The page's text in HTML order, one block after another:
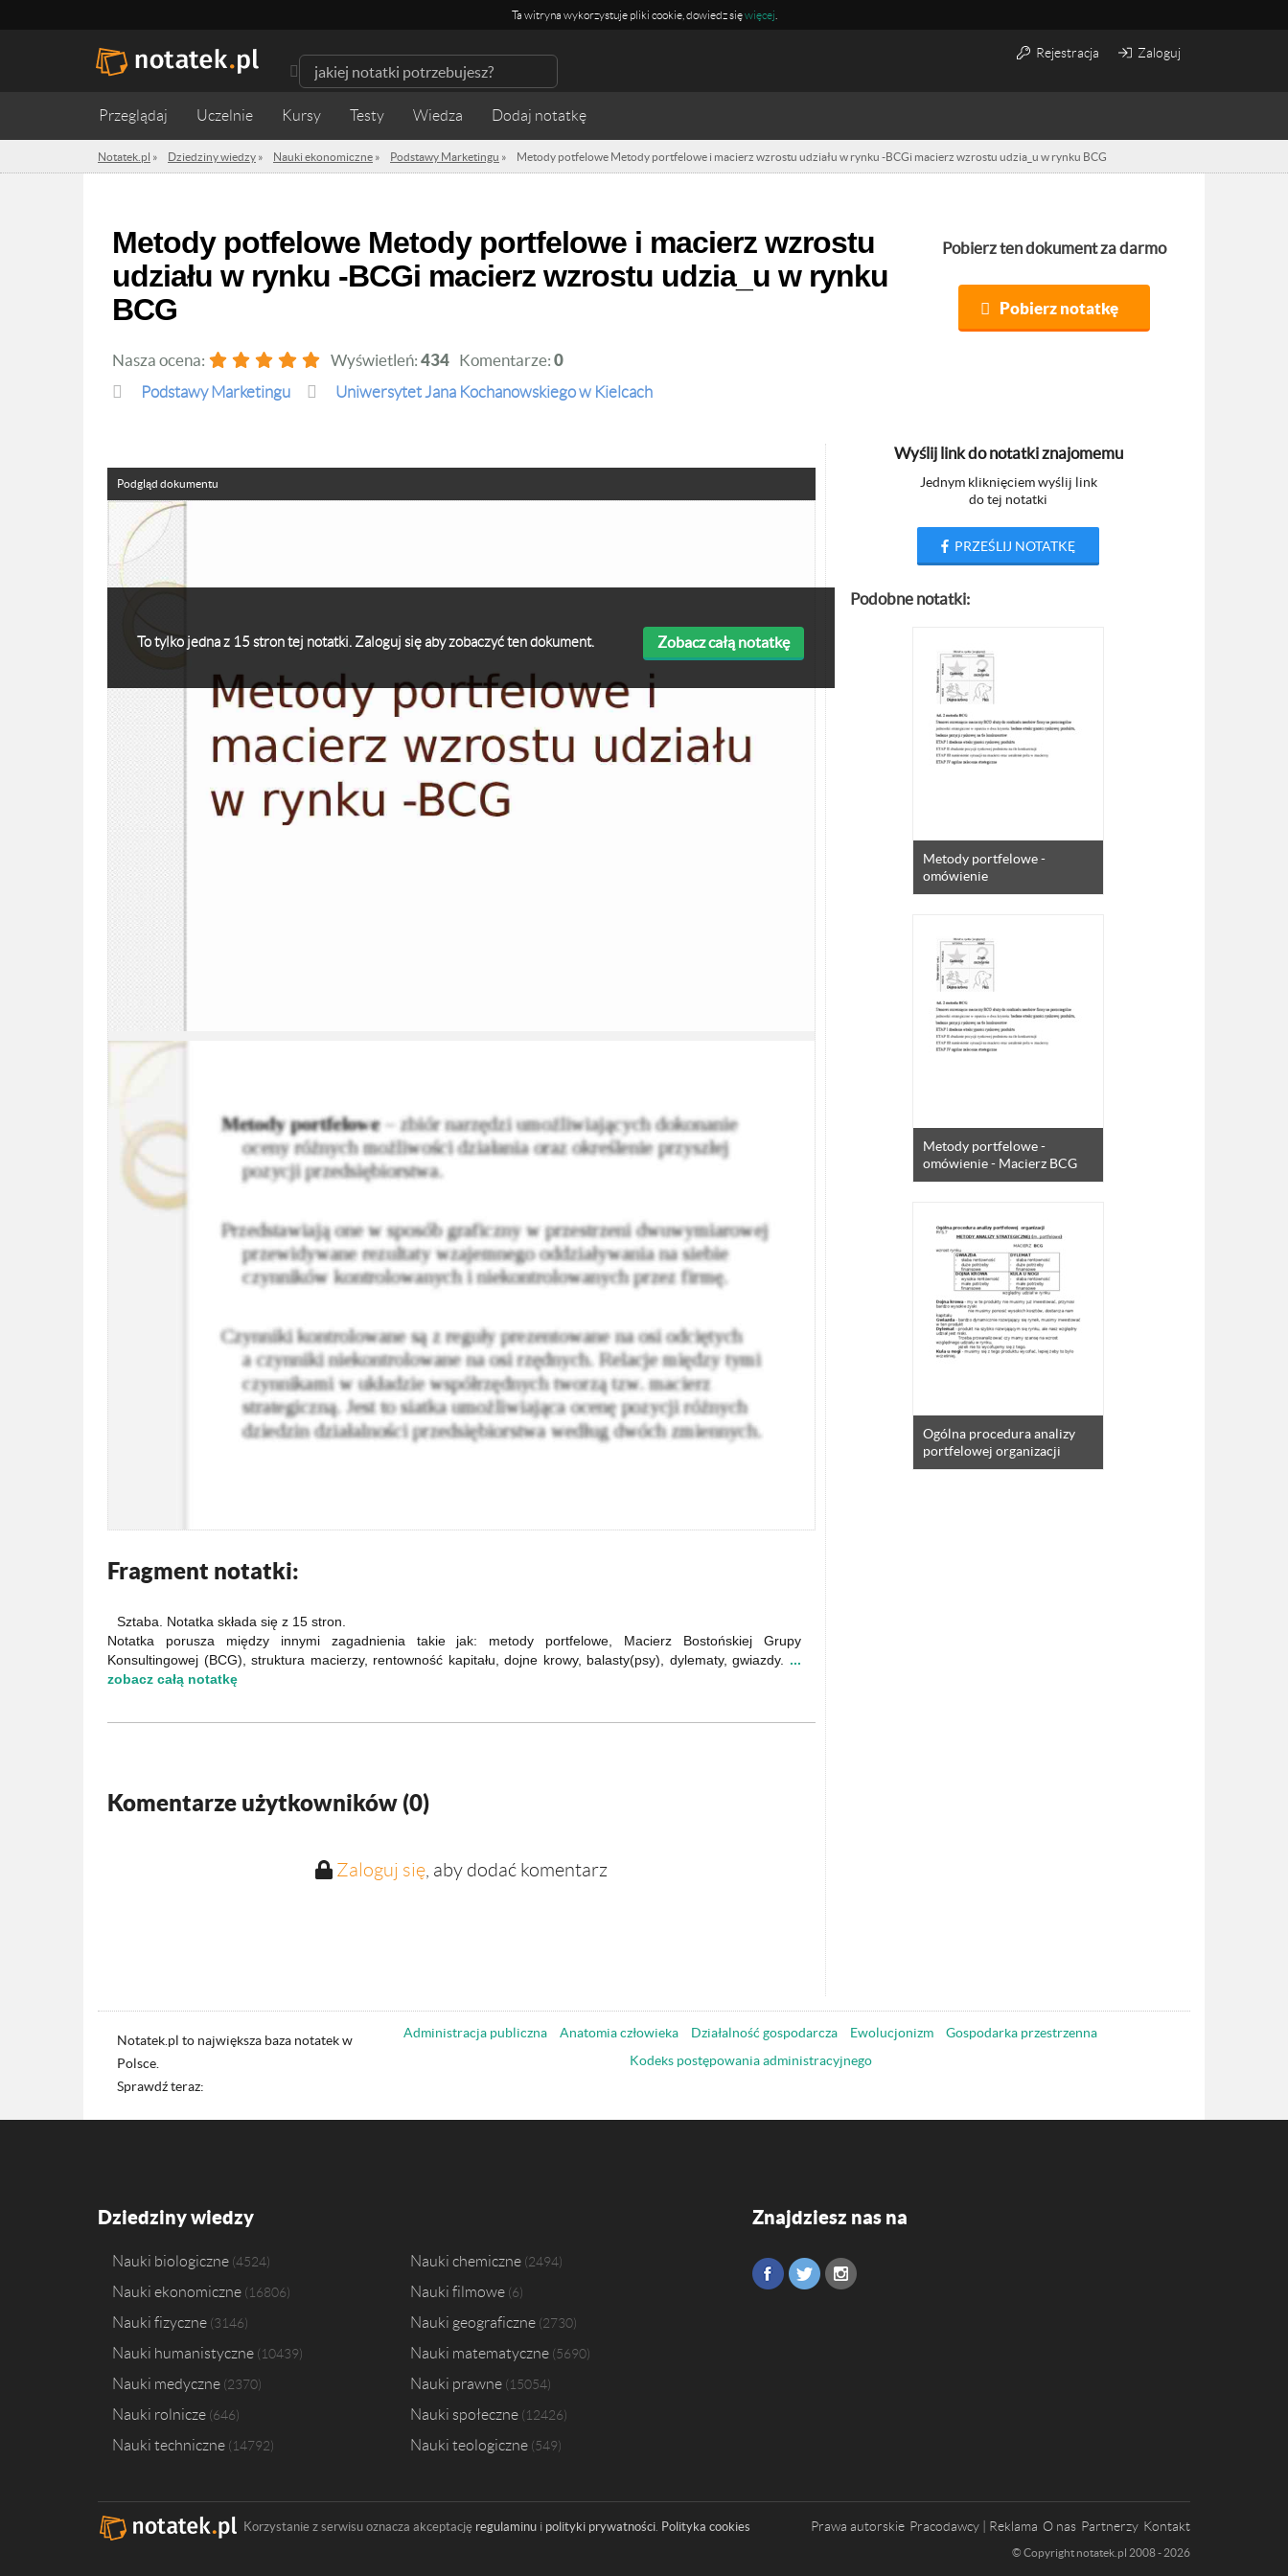
Ta witryna wykorzystuje pliki cookie, dowiedz sięwięcej
Rejestracja Zaloguj
Przeglądaj Uczelnie Kursy Testy Wiedza
Notatek.pl » Dziedziny wiedzy » Nauki ekonomiczne » Podstawy Marketingu » Metody potfelowe Metody portfelowe i macierz wzrostu udziału w rynku -BCGi macierz wzrostu udzia_u w rynku BCG
Metody potfelowe Metody portfelowe i macierz wzrostu
udziału w rynku -BCGi macierz wzrostu udzia_u w rynku
BCG
Nasza ocena: Wyświetleń: 434 Komentarze: 0
Podstawy Marketingu Uniwersytet Jana Kochanowskiego w Kielcach
Pobierz ten dokument za darmo
Pobierz notatkę
To tylko jedna z 15 stron tej notatki. Zaloguj się aby zobaczyć ten dokument. Zobacz całą notatkę
Podgląd dokumentu
Fragment notatki:
Sztaba. Notatka składa się z 15 stron.
Notatka porusza między innymi zagadnienia takie jak: metody portfelowe, Macierz Bostońskiej Grupy
Konsultingowej (BCG), struktura macierzy, rentowność kapitału, dojne krowy, balasty(psy), dylematy, gwiazdy. ...
zobacz całą notatkę
Komentarze użytkowników (0)
Zaloguj się, aby dodać komentarz
Wyślij link do notatki znajomemu
Jednym kliknięciem wyślij link
do tej notatki
PRZEŚLIJ NOTATKĘ
Podobne notatki:
Metody portfelowe -
omówienie
Metody portfelowe -
omówienie - Macierz BCG
Ogólna procedura analizy
portfelowej organizacji
Notatek.pl to największa baza notatek w
Polsce.
Sprawdź teraz:
Administracja publiczna Anatomia człowieka Działalność gospodarcza Ewolucjonizm
Gospodarka przestrzenna
Kodeks postępowania administracyjnego
Dziedziny wiedzy
Nauki biologiczne 4524 Nauki chemiczne 2494
Nauki ekonomiczne 16806 Nauki filmowe 6
Nauki fizyczne 3146 Nauki geograficzne 2730
Nauki humanistyczne 10439 Nauki matematyczne 5690
Nauki medyczne 2370 Nauki prawne 15054
Nauki rolnicze 646 Nauki społeczne 12426
Nauki techniczne 14792 Nauki teologiczne 549
Znajdziesz nas na
Korzystanie z serwisu oznacza akceptację regulaminu i polityki prywatności. Polityka cookies Prawa autorskie Pracodawcy | Reklama O nas Partnerzy Kontakt
© Copyright notatek.pl 2008 - 2026